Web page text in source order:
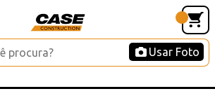
Usar Foto